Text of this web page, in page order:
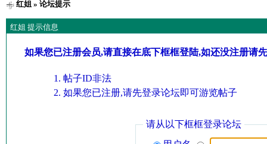
红姐» 论坛提示
红姐 提示信息
如果您已注册会员,请直接在底下框框登陆,如还没注册请
帖子ID非法
如果您已注册,请先登录论坛即可游览帖子
请从以下框框登录论坛